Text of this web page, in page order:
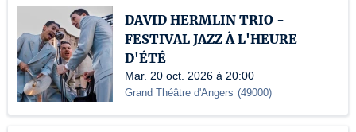
DAVID HERMLIN TRIO -
FESTIVAL JAZZ À L'HEURE
D'ÉTÉ
Mar. 20 oct. 2026 à 20:00
Grand Théâtre d'Angers (49000)